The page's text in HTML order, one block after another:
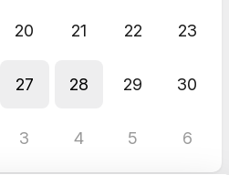
20 21 22 23
27 28 29 30
3 4 5 6